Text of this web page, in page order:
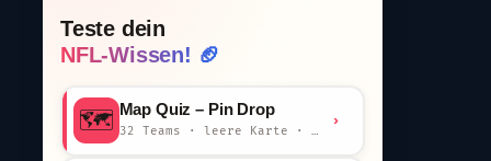
Teste dein
NFL-Wissen! 🏈
🗺️ Map Quiz – Pin Drop
32 Teams · leere Karte · km-Wertung
›